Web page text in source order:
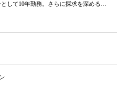
して10年勤務。さらに探求を深めるべ
鍼など様々な症状の施術に日々、奔走